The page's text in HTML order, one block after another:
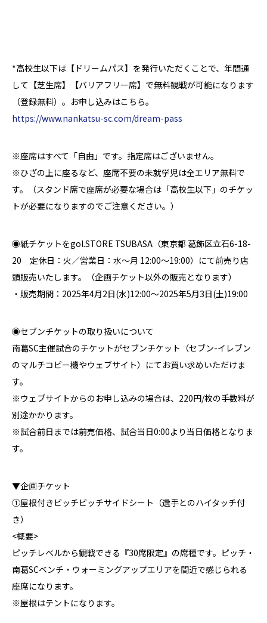
*高校生以下は【ドリームパス】を発行いただくことで、年間通
して【芝生席】【バリアフリー席】で無料観戦が可能になります
（登録無料）。お申し込みはこちら。
https://www.nankatsu-sc.com/dream-pass
※座席はすべて「自由」です。指定席はございません。
※ひざの上に座るなど、座席不要の未就学児は全エリア無料で
す。（スタンド席で座席が必要な場合は「高校生以下」のチケッ
トが必要になりますのでご注意ください。）
◉紙チケットをgol.STORE TSUBASA（東京都 葛飾区立石6-18-
20 定休日：火／営業日：水～月 12:00～19:00）にて前売り店
頭販売いたします。（企画チケット以外の販売となります）
・販売期間：2025年4月2日(水)12:00～2025年5月3日(土)19:00
◉セブンチケットの取り扱いについて
南葛SC主催試合のチケットがセブンチケット（セブン-イレブン
のマルチコピー機やウェブサイト）にてお買い求めいただけま
す。
※ウェブサイトからのお申し込みの場合は、220円/枚の手数料が
別途かかります。
※試合前日までは前売価格、試合当日0:00より当日価格となりま
す。
▼企画チケット
①屋根付きピッチピッチサイドシート（選手とのハイタッチ付
き）
<概要>
ピッチレベルから観戦できる『30席限定』の席種です。ピッチ・
南葛SCベンチ・ウォーミングアップエリアを間近で感じられる
座席になります。
※屋根はテントになります。